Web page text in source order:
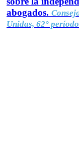
abogados.
Unidas, 62°